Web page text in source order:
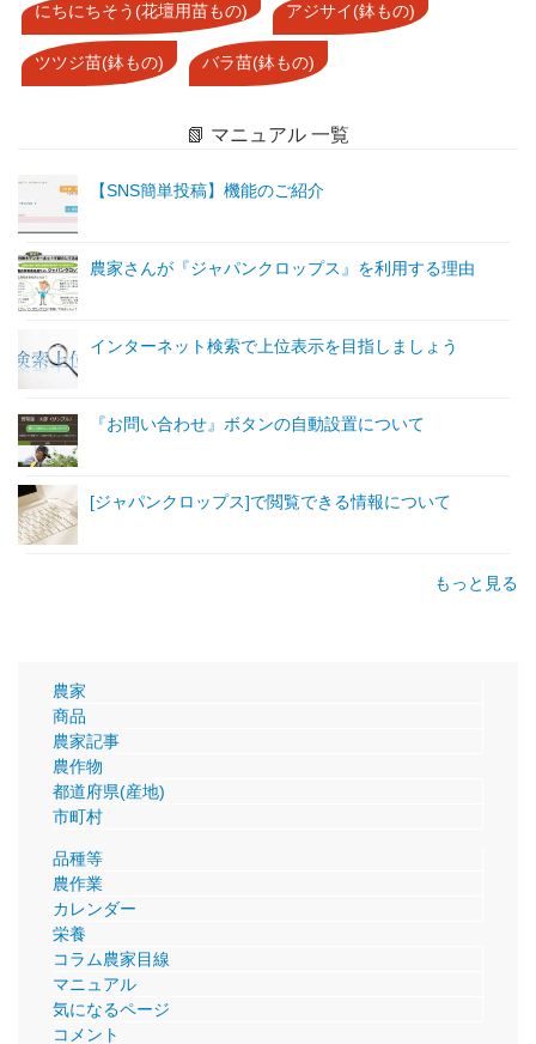
にちにちそう(花壇用苗もの) アジサイ(鉢もの)
ツツジ苗(鉢もの) バラ苗(鉢もの)
📗 マニュアル 一覧
【SNS簡単投稿】機能のご紹介
農家さんが『ジャパンクロップス』を利用する理由
インターネット検索で上位表示を目指しましょう
『お問い合わせ』ボタンの自動設置について
[ジャパンクロップス]で閲覧できる情報について
もっと見る
農家
商品
農家記事
農作物
都道府県(産地)
市町村
品種等
農作業
カレンダー
栄養
コラム農家目線
マニュアル
気になるページ
コメント